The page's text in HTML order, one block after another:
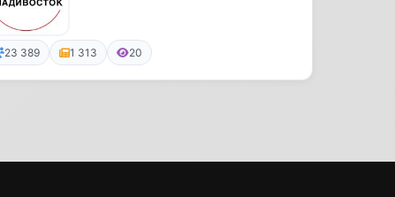
23 389 1 313 20